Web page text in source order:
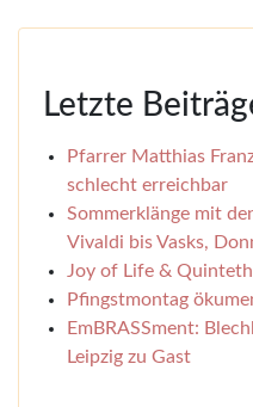
Letzte
Pfarrer Matthias
schlecht erreichbar
Sommerklänge mit
Vivaldi bis Vasks,
Joy of Life &
Pfingstmontag
EmBRASSment:
Leipzig zu Gast